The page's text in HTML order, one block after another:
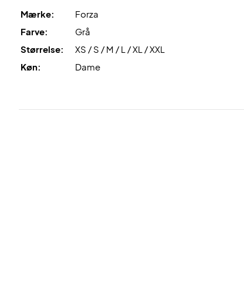
Mærke:
Forza
Farve:
Grå
Størrelse:
XS / S / M / L / XL / XXL
Køn:
Dame